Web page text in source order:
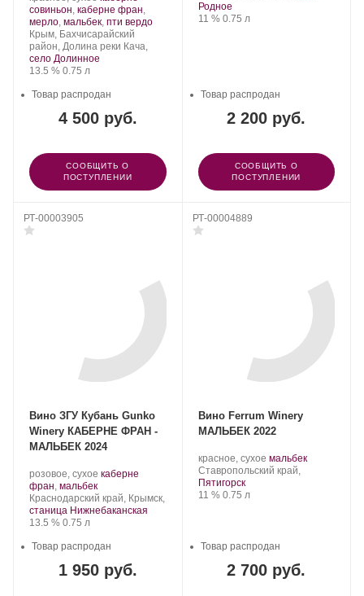
Сатера/ESSE. Сорт
винограда:
совиньон, каберне фран,
мерло, мальбек, пти вердо.
Регион:
Крым, Бахчисарайский
район, Долина реки Кача,
село Долинное
Крепость
13.5 %. Объем
0.75 л
4 500 руб.
Товар распродан
СООБЩИТЬ О
ПОСТУПЛЕНИИ
Winery.
Родное
Крепость
11 %. Объем
0.75 л
2 200 руб.
Товар распродан
СООБЩИТЬ О
ПОСТУПЛЕНИИ
РТ-00003905
Вино ЗГУ Кубань Gunko
Winery КАБЕРНЕ ФРАН -
МАЛЬБЕК 2024
Производитель:
Gunko
Winery.
розовое, сухое .
винограда:
каберне
фран, мальбек.
Регион:
Краснодарский край, Крымск,
станица Нижнебаканская
Крепость
13.5 %. Объем
0.75 л
1 950 руб.
Товар распродан
РТ-00004889
Вино Ferrum Winery
МАЛЬБЕК 2022
Производитель:
Ferrum
Winery.
красное, сухое .
Сорт
мальбек.
Регион:
Ставропольский край,
Пятигорск
Крепость
11 %. Объем
0.75 л
2 700 руб.
Товар распродан